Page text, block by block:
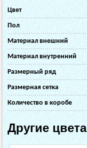
Цвет
Пол
Материал внешний
Материал внутренний
Размерный ряд
Размерная сетка
Количество в коробе
Другие цвета